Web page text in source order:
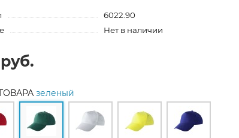
6022.90
Нет в наличии
зеленый